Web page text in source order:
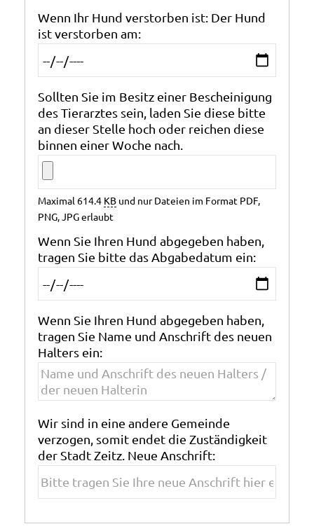
Wenn Ihr Hund verstorben ist: Der Hund
ist verstorben am:
Sollten Sie im Besitz einer Bescheinigung
des Tierarztes sein, laden Sie diese bitte
an dieser Stelle hoch oder reichen diese
binnen einer Woche nach.
Maximal 614.4 KB und nur Dateien im Format PDF,
PNG, JPG erlaubt
Wenn Sie Ihren Hund abgegeben haben,
tragen Sie bitte das Abgabedatum ein:
Wenn Sie Ihren Hund abgegeben haben,
tragen Sie Name und Anschrift des neuen
Halters ein:
Wir sind in eine andere Gemeinde
verzogen, somit endet die Zuständigkeit
der Stadt Zeitz. Neue Anschrift: